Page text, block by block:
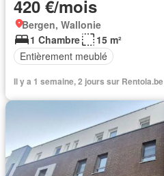
420 €/mois
Bergen, Wallonie
1 Chambre
15 m²
Entièrement meublé
Il y a 1 semaine, 2 jours sur Rentola.be